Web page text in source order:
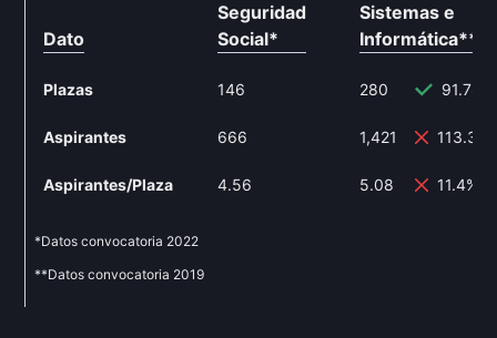
Dato
Seguridad
Social*
Plazas 146
Aspirantes 666
Aspirantes/Plaza 4.56
Sistemas e
Informática**
280 91.78%
1,421
5.08 11.4%
*Datos convocatoria 2022
**Datos convocatoria 2019